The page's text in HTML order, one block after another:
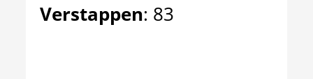
Verstappen: 83